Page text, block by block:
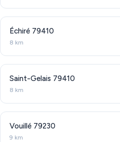
Échiré 79410
8 km
Saint-Gelais 79410
8 km
Vouillé 79230
9 km